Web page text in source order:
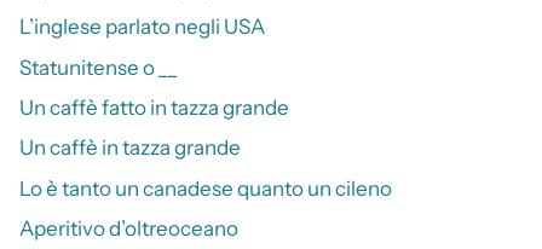
L’inglese parlato negli USA
Statunitense o __
Un caffè fatto in tazza grande
Un caffè in tazza grande
Lo è tanto un canadese quanto un cileno
Aperitivo d’oltreoceano